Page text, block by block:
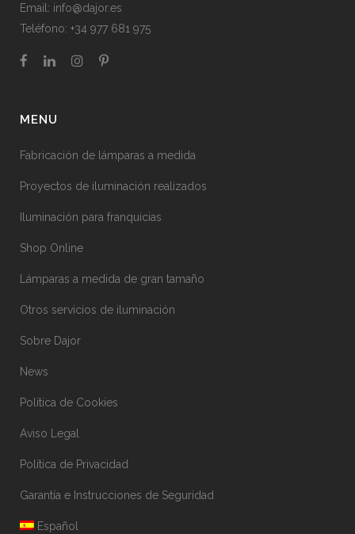
Email: info@dajor.es
Teléfono: +34 977 681 975
MENU
Fabricación de lámparas a medida
Proyectos de iluminación realizados
Iluminación para franquicias
Shop Online
Lámparas a medida de gran tamaño
Otros servicios de iluminación
Sobre Dajor
News
Política de Cookies
Aviso Legal
Política de Privacidad
Garantía e Instrucciones de Seguridad
Español